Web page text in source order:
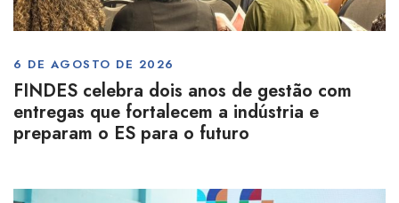
6 DE AGOSTO DE 2026
FINDES celebra dois anos de gestão com
entregas que fortalecem a indústria e
preparam o ES para o futuro